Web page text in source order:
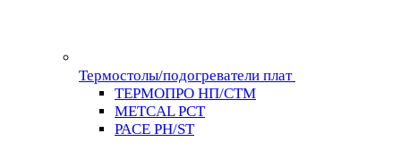
Термостолы/подогреватели плат
ТЕРМОПРО НП/СТМ
METCAL PCT
PACE PH/ST